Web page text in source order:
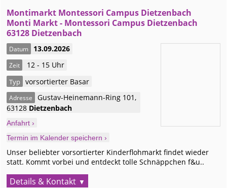
Montimarkt Montessori Campus Dietzenbach
Monti Markt - Montessori Campus Dietzenbach
63128 Dietzenbach
Datum 13.09.2026
Zeit 12 - 15 Uhr
Typ vorsortierter Basar
Adresse Gustav-Heinemann-Ring 101,
63128 Dietzenbach
Anfahrt ›
Termin im Kalender speichern ›
Unser beliebter vorsortierter Kinderflohmarkt findet wieder
statt. Kommt vorbei und entdeckt tolle Schnäppchen f&u..
Details & Kontakt